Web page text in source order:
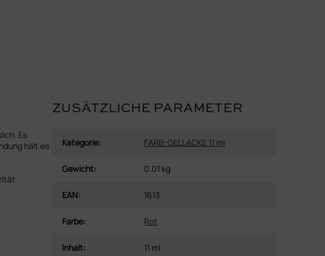
Es
hält es
ZUSÄTZLICHE PARAMETER
Kategorie: FARB-GELLACKE 11 ml
Gewicht: 0.01 kg
EAN: 1613
Farbe: Rot
Inhalt: 11 ml